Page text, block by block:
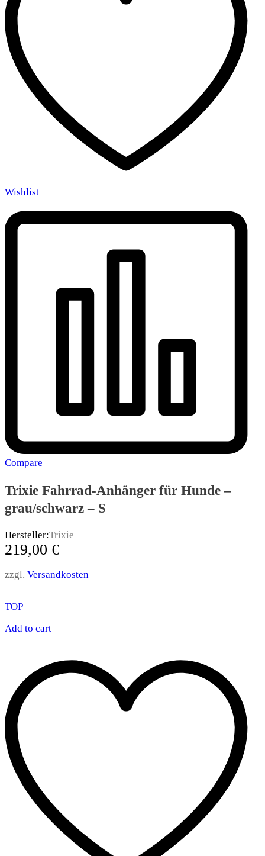
Wishlist
Compare
Trixie Fahrrad-Anhänger für Hunde –
grau/schwarz – S
Hersteller:Trixie
219,00 €
zzgl. Versandkosten
TOP
Add to cart